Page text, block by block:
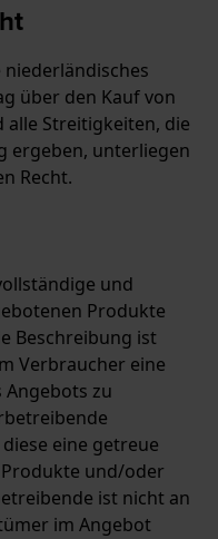
über den Kauf von
alle Streitigkeiten, die
ergeben, unterliegen
Recht.
und
Produkte
Beschreibung ist
Verbraucher eine
Angebots zu
eine getreue
und/oder
ist nicht an
im Angebot